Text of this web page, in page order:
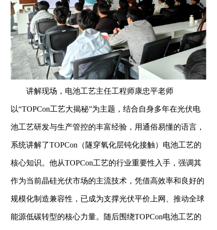
讲解现场，电池工艺主任工程师康忠平老师
以“TOPCon工艺大揭秘”为主题，结合自身多年在光伏电
池工艺研发与生产管控的丰富经验，用通俗易懂的语言，
系统讲解了TOPCon （隧穿氧化层钝化接触）电池工艺的
核心知识。他从TOPCon工艺的行业重要性入手，强调其
作为当前晶硅光伏市场的主流技术，凭借高效率和良好的
规模化制造兼容性，已成为支撑光伏平价上网、推动全球
能源低碳转型的核心力量。随后围绕TOPCon电池工艺的